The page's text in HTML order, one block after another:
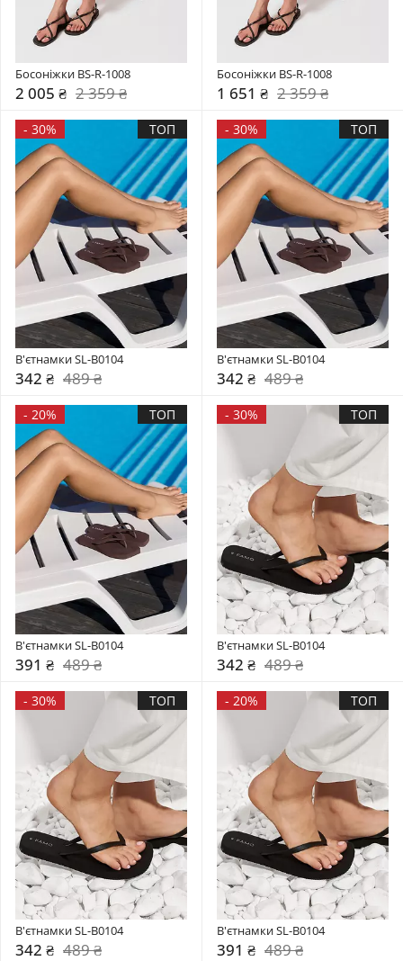
Босоніжки BS-R-1008
2 005 ₴ 2 359 ₴
Босоніжки BS-R-1008
1 651 ₴ 2 359 ₴
- 30% ТОП
В'єтнамки SL-B0104
342 ₴ 489 ₴
- 30% ТОП
В'єтнамки SL-B0104
342 ₴ 489 ₴
- 20% ТОП
В'єтнамки SL-B0104
391 ₴ 489 ₴
- 30% ТОП
В'єтнамки SL-B0104
342 ₴ 489 ₴
- 30% ТОП
В'єтнамки SL-B0104
342 ₴ 489 ₴
- 20% ТОП
В'єтнамки SL-B0104
391 ₴ 489 ₴